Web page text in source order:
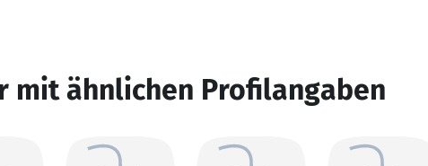
mit ähnlichen Profilangaben